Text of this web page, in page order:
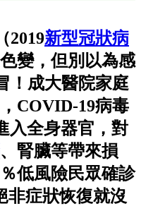
2019新型冠狀病
變，但別以為感
！成大醫院家庭
COVID-19病毒
入全身器官，對
、腎臟等帶來損
低風險民眾確診
非症狀恢復就沒